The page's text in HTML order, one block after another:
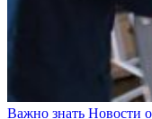
Важно знать Новости